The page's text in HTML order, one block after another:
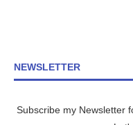
NEWSLETTER
Subscribe my Newsletter